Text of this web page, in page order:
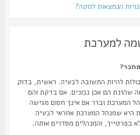
הנמצאות למטה?
למערכת
להיות התשובה לבעיה. ראשית, בדוק
הם אכן נכונים. אם בדקת והם
וברר אם אינך חסום מגישה
שמנהל המערכת אחראי לבעיה
והמנהלים מסדרים אותה.